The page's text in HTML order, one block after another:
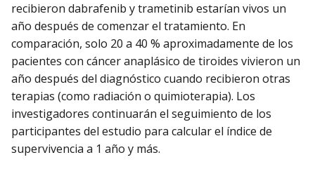
recibieron dabrafenib y trametinib estarían vivos un
año después de comenzar el tratamiento. En
comparación, solo 20 a 40 % aproximadamente de los
pacientes con cáncer anaplásico de tiroides vivieron un
año después del diagnóstico cuando recibieron otras
terapias (como radiación o quimioterapia). Los
investigadores continuarán el seguimiento de los
participantes del estudio para calcular el índice de
supervivencia a 1 año y más.